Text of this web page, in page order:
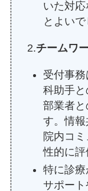
いた対
とよいで
2.チームワ
受付事
科助手
部業者と
す。情報
院内コ
性的に評
特に診
サポー